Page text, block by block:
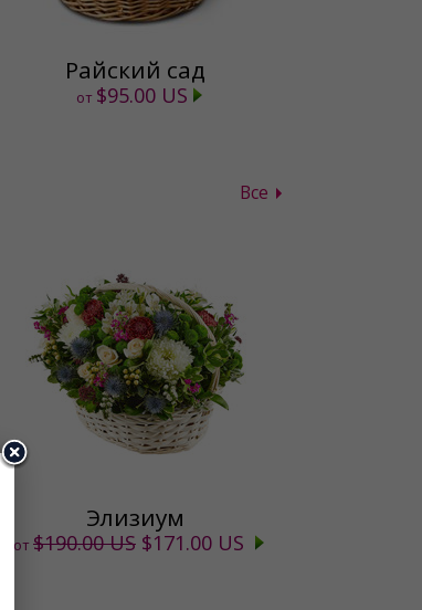
Райский сад
от $95.00 US
Все
Элизиум
от $190.00 US $171.00 US